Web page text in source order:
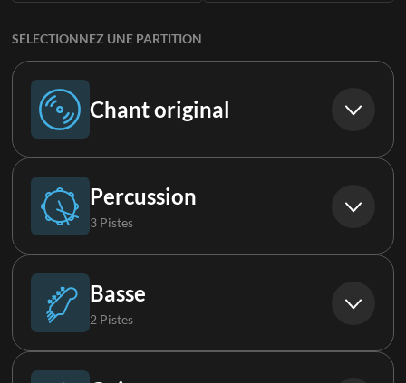
SÉLECTIONNEZ UNE PARTITION
Chant original
Chant original
Percussion
3 Pistes
Batterie
Boucle
Basse
2 Pistes
Basse